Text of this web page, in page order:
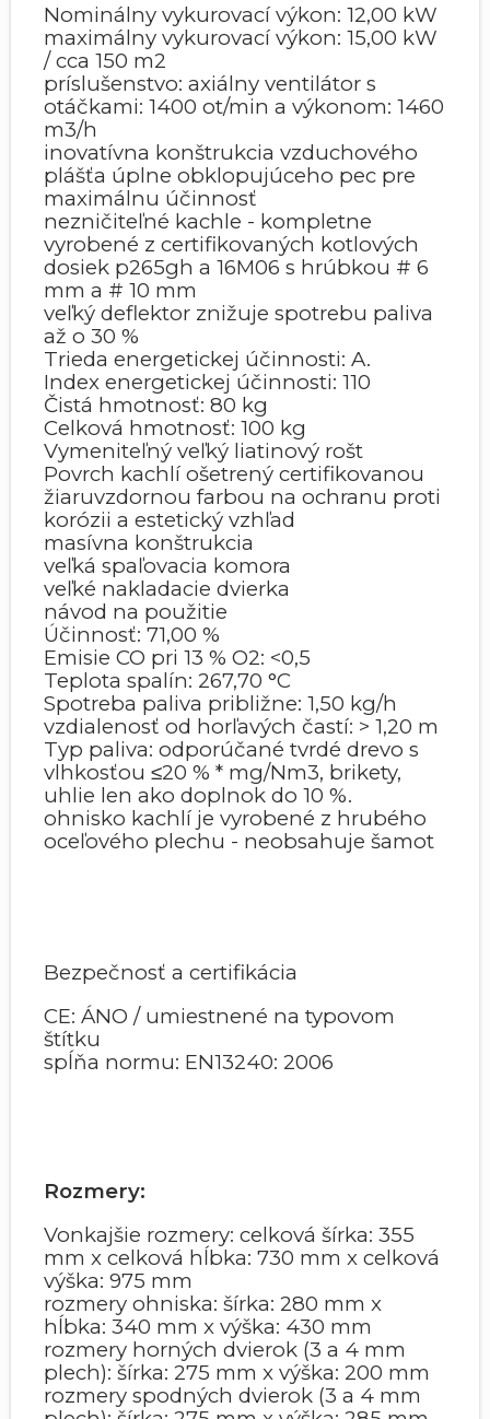
Nominálny vykurovací výkon: 12,00 kW
maximálny vykurovací výkon: 15,00 kW
/ cca 150 m2
príslušenstvo: axiálny ventilátor s
otáčkami: 1400 ot/min a výkonom: 1460
m3/h
inovatívna konštrukcia vzduchového
plášťa úplne obklopujúceho pec pre
maximálnu účinnosť
nezničiteľné kachle - kompletne
vyrobené z certifikovaných kotlových
dosiek p265gh a 16M06 s hrúbkou # 6
mm a # 10 mm
veľký deflektor znižuje spotrebu paliva
až o 30 %
Trieda energetickej účinnosti: A.
Index energetickej účinnosti: 110
Čistá hmotnosť: 80 kg
Celková hmotnosť: 100 kg
Vymeniteľný veľký liatinový rošt
Povrch kachlí ošetrený certifikovanou
žiaruvzdornou farbou na ochranu proti
korózii a estetický vzhľad
masívna konštrukcia
veľká spaľovacia komora
veľké nakladacie dvierka
návod na použitie
Účinnosť: 71,00 %
Emisie CO pri 13 % O2: <0,5
Teplota spalín: 267,70 °C
Spotreba paliva približne: 1,50 kg/h
vzdialenosť od horľavých častí: > 1,20 m
Typ paliva: odporúčané tvrdé drevo s
vlhkosťou ≤20 % * mg/Nm3, brikety,
uhlie len ako doplnok do 10 %.
ohnisko kachlí je vyrobené z hrubého
oceľového plechu - neobsahuje šamot
Bezpečnosť a certifikácia
CE: ÁNO / umiestnené na typovom
štítku
spĺňa normu: EN13240: 2006
Rozmery:
Vonkajšie rozmery: celková šírka: 355
mm x celková hĺbka: 730 mm x celková
výška: 975 mm
rozmery ohniska: šírka: 280 mm x
hĺbka: 340 mm x výška: 430 mm
rozmery horných dvierok (3 a 4 mm
plech): šírka: 275 mm x výška: 200 mm
rozmery spodných dvierok (3 a 4 mm